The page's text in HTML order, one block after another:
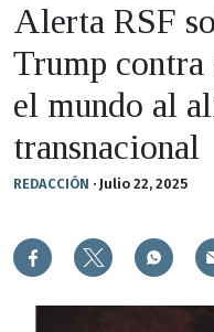
Alerta RSF
Trump
el mundo al
transnacional
REDACCIÓN · Julio 22, 2025